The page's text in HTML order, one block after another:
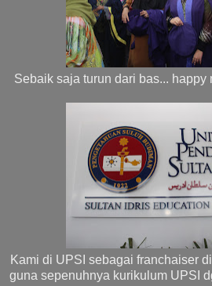
Sebaik saja turun dari bas... happy
Kami di UPSI sebagai franchaiser
guna sepenuhnya kurikulum UPSI